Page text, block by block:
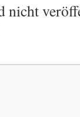
nicht